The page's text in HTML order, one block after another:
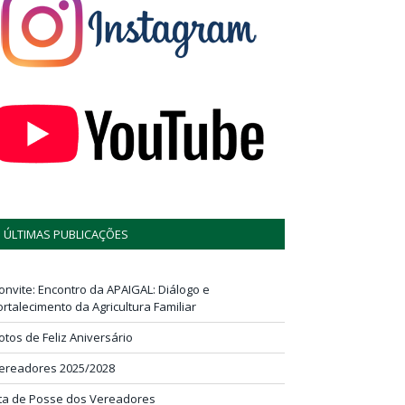
ÚLTIMAS PUBLICAÇÕES
Encontro da APAIGAL: Diálogo e
da Agricultura Familiar
de Feliz Aniversário
2025/2028
de Posse dos Vereadores